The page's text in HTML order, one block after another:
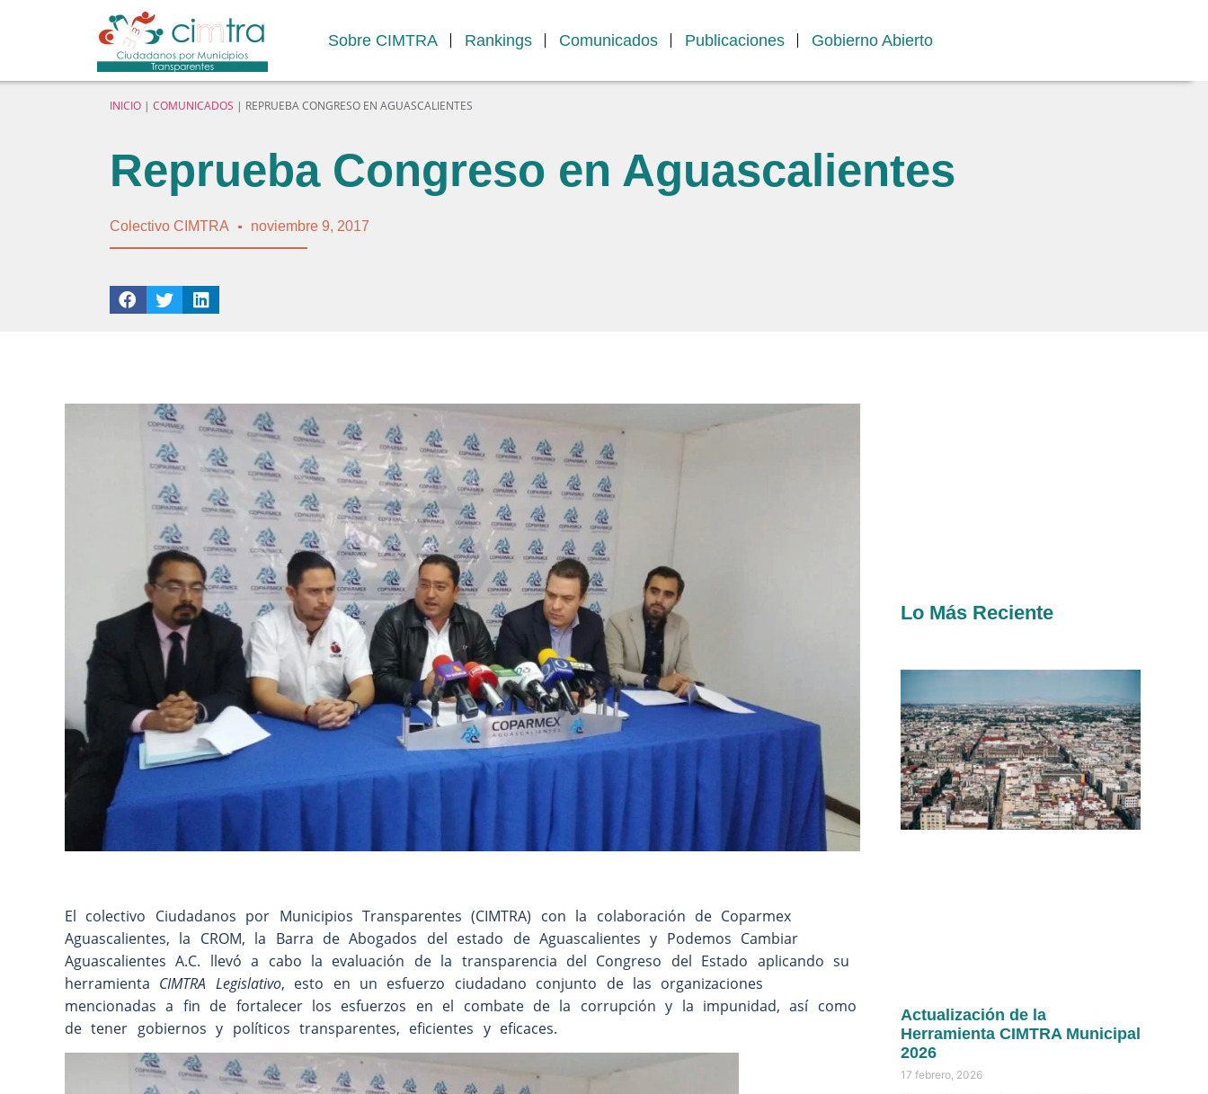
Sobre CIMTRA Rankings Comunicados Publicaciones Gobierno Abierto
INICIO | COMUNICADOS | REPRUEBA CONGRESO EN AGUASCALIENTES
Reprueba Congreso en Aguascalientes
Colectivo CIMTRA noviembre 9, 2017
El colectivo Ciudadanos por Municipios Transparentes (CIMTRA) con la colaboración de Coparmex
Aguascalientes, la CROM, la Barra de Abogados del estado de Aguascalientes y Podemos Cambiar
Aguascalientes A.C. llevó a cabo la evaluación de la transparencia del Congreso del Estado aplicando su
herramienta CIMTRA Legislativo, esto en un esfuerzo ciudadano conjunto de las organizaciones
mencionadas a fin de fortalecer los esfuerzos en el combate de la corrupción y la impunidad, así como
de tener gobiernos y políticos transparentes, eficientes y eficaces.
Lo Más Reciente
Actualización de la
Herramienta CIMTRA Municipal
2026
17 febrero, 2026